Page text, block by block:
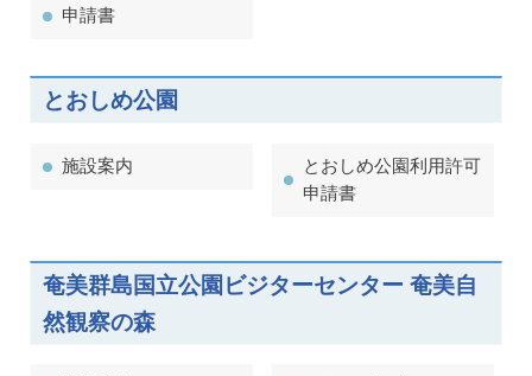
申請書
とおしめ公園
施設案内
とおしめ公園利用許可
申請書
奄美群島国立公園ビジターセンター 奄美自
然観察の森